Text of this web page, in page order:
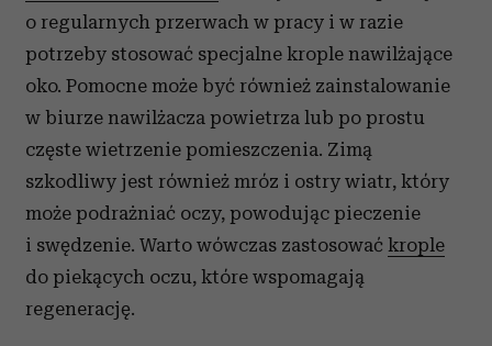
o regularnych przerwach w pracy i w razie
potrzeby stosować specjalne krople nawilżające
oko. Pomocne może być również zainstalowanie
w biurze nawilżacza powietrza lub po prostu
częste wietrzenie pomieszczenia. Zimą
szkodliwy jest również mróz i ostry wiatr, który
może podrażniać oczy, powodując pieczenie
i swędzenie. Warto wówczas zastosować krople
do piekących oczu, które wspomagają
regenerację.